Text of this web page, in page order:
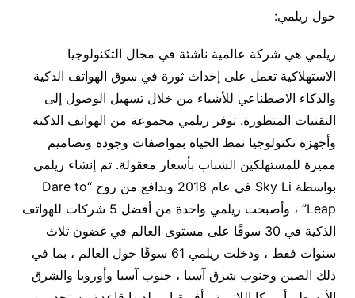
حول ريلمي:
ريلمي هي شركة عالمية ناشئة في مجال التكنولوجيا
الاستهلاكية تعمل على إحداث ثورة في سوق الهواتف الذكية
والذكاء الاصطناعي للأشياء من خلال تسهيل الوصول إلى
التقنيات المتطورة. توفر ريلمي مجموعة من الهواتف الذكية
وأجهزة تكنولوجيا نمط الحياة بمواصفات وجودة وتصاميم
مميزة للمستهلكين الشباب بأسعار معقولة. تم إنشاء ريلمي
بواسطة Sky Li في عام 2018 وبدافع من روح “Dare to
Leap” ، وأصبحت ريلمي واحدة من أفضل 5 شركات للهواتف
الذكية في 30 سوقًا على مستوى العالم في غضون ثلاث
سنوات فقط ، ودخلت ريلمي 61 سوقًا حول العالم ، بما في
ذلك الصين وجنوب شرق آسيا ، جنوب آسيا وأوروبا والشرق